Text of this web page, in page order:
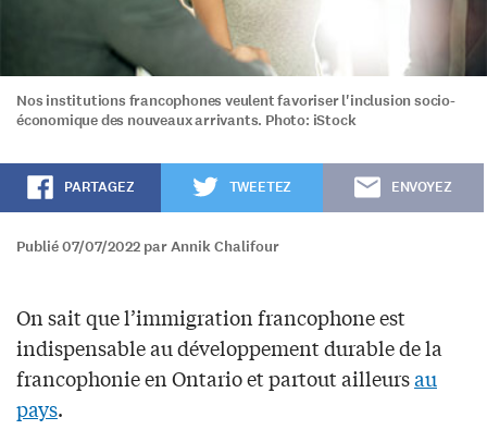
Nos institutions francophones veulent favoriser l'inclusion socio-
économique des nouveaux arrivants. Photo: iStock
PARTAGEZ TWEETEZ ENVOYEZ
Publié 07/07/2022 par Annik Chalifour
On sait que l’immigration francophone est
indispensable au développement durable de la
francophonie en Ontario et partout ailleursau
pays.